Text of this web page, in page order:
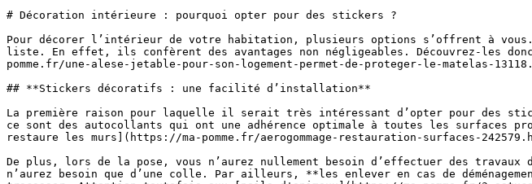
# Décoration intérieure : pourquoi opter pour des stickers ?
Pour décorer l’intérieur de votre habitation, plusieurs options s’offrent à
liste. En effet, ils confèrent des avantages non négligeables. Découvrez-les
pomme.fr/une-alese-jetable-pour-son-logement-permet-de-proteger-le-matelas-
## **Stickers décoratifs : une facilité d’installation**
La première raison pour laquelle il serait très intéressant d’opter pour
ce sont des autocollants qui ont une adhérence optimale à toutes les surfaces
restaure les murs](https://ma-pomme.fr/aerogommage-restauration-surfaces-
De plus, lors de la pose, vous n’aurez nullement besoin d’effectuer des
n’aurez besoin que d’une colle. Par ailleurs, **les enlever en cas de